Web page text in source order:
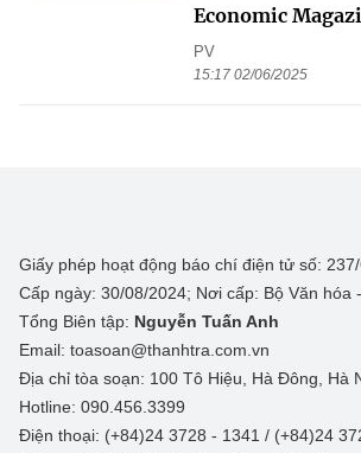
Economic
PV
15:17 02/06/2025
Giấy phép hoạt động báo chí điện tử số:
Cấp ngày: 30/08/2024; Nơi cấp: Bộ Văn hóa
Tổng Biên tập: Nguyễn Tuấn Anh
Email: toasoan@thanhtra.com.vn
Địa chỉ tòa soạn: 100 Tô Hiệu, Hà Đông, Hà
Hotline: 090.456.3399
Điện thoại: (+84)24 3728 - 1341 / (+84)24